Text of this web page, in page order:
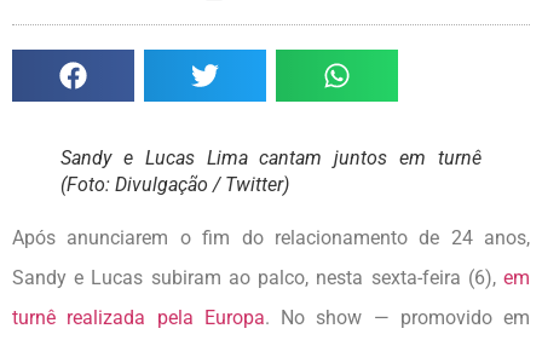
Sandy e Lucas Lima cantam juntos em turnê
(Foto: Divulgação / Twitter)
Após anunciarem o fim do relacionamento de 24 anos,
Sandy e Lucas subiram ao palco, nesta sexta-feira (6), em
turnê realizada pela Europa. No show — promovido em